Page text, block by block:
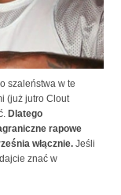
szaleństwa w te
(już jutro Clout
Dlatego
rapowe
włącznie. Jeśli
znać w